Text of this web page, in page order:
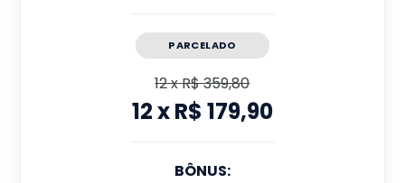
PARCELADO
12xR$ 359,80
12xR$ 179,90
BÔNUS: